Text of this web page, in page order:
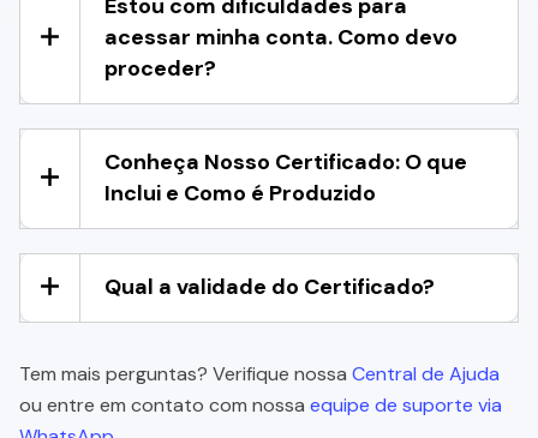
acessar minha conta. Como devo
proceder?
Conheça Nosso Certificado: O que
Inclui e Como é Produzido
Qual a validade do Certificado?
Tem mais perguntas? Verifique nossa Central de Ajuda
ou entre em contato com nossa equipe de suporte via